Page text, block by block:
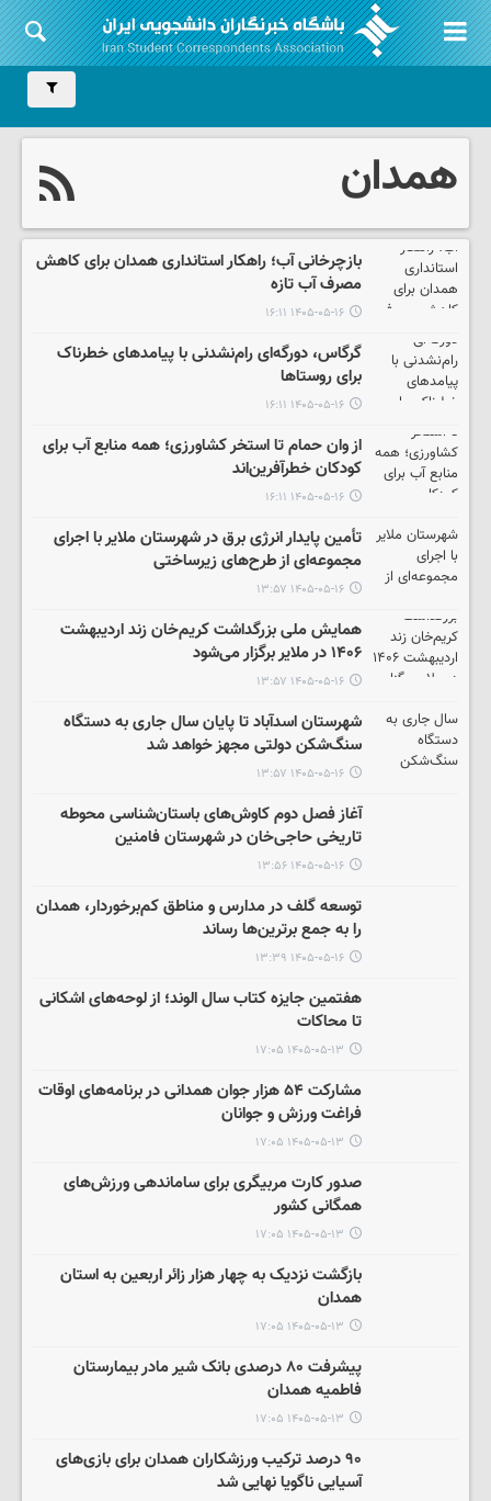
همدان
بازچرخانی آب؛ راهکار استانداری همدان برای کاهش
مصرف آب تازه
۱۴۰۵-۰۵-۱۶ ۱۶:۱۱
گرگاس، دورگه‌ای رام‌نشدنی با پیامدهای خطرناک
برای روستاها
۱۴۰۵-۰۵-۱۶ ۱۶:۱۱
از وان حمام تا استخر کشاورزی؛ همه منابع آب برای
کودکان خطرآفرین‌اند
۱۴۰۵-۰۵-۱۶ ۱۶:۱۱
تأمین پایدار انرژی برق در شهرستان ملایر با اجرای
مجموعه‌ای از طرح‌های زیرساختی
۱۴۰۵-۰۵-۱۶ ۱۳:۵۷
همایش ملی بزرگداشت کریم‌خان زند اردیبهشت
۱۴۰۶ در ملایر برگزار می‌شود
۱۴۰۵-۰۵-۱۶ ۱۳:۵۷
شهرستان اسدآباد تا پایان سال جاری به دستگاه
سنگ‌شکن دولتی مجهز خواهد شد
۱۴۰۵-۰۵-۱۶ ۱۳:۵۷
آغاز فصل دوم کاوش‌های باستان‌شناسی محوطه
تاریخی حاجی‌خان در شهرستان فامنین
۱۴۰۵-۰۵-۱۶ ۱۳:۵۶
توسعه گلف در مدارس و مناطق کم‌برخوردار، همدان
را به جمع برترین‌ها رساند
۱۴۰۵-۰۵-۱۶ ۱۳:۳۹
هفتمین جایزه کتاب سال الوند؛ از لوحه‌های اشکانی
تا محاکات
۱۴۰۵-۰۵-۱۳ ۱۷:۰۵
مشارکت ۵۴ هزار جوان همدانی در برنامه‌های اوقات
فراغت ورزش و جوانان
۱۴۰۵-۰۵-۱۳ ۱۷:۰۵
صدور کارت مربیگری برای ساماندهی ورزش‌های
همگانی کشور
۱۴۰۵-۰۵-۱۳ ۱۷:۰۵
بازگشت نزدیک به چهار هزار زائر اربعین به استان
همدان
۱۴۰۵-۰۵-۱۳ ۱۷:۰۵
پیشرفت ۸۰ درصدی بانک شیر مادر بیمارستان
فاطمیه همدان
۱۴۰۵-۰۵-۱۳ ۱۷:۰۵
۹۰ درصد ترکیب ورزشکاران همدان برای بازی‌های
آسیایی ناگویا نهایی شد